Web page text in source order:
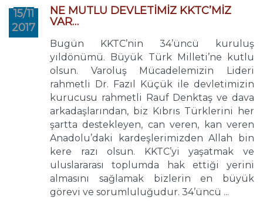
15/11
2017
NE MUTLU DEVLETİMİZ KKTC’MİZ
VAR…
Bugün KKTC’nin 34’üncü kuruluş
yıldönümü. Büyük Türk Milleti’ne kutlu
olsun. Varoluş Mücadelemizin Lideri
rahmetli Dr. Fazıl Küçük ile devletimizin
kurucusu rahmetli Rauf Denktaş ve dava
arkadaşlarından, biz Kıbrıs Türklerini her
şartta destekleyen, can veren, kan veren
Anadolu’daki kardeşlerimizden Allah bin
kere razı olsun. KKTC’yi yaşatmak ve
uluslararası toplumda hak ettiği yerini
almasını sağlamak bizlerin en büyük
görevi ve sorumluluğudur. 34’üncü ...